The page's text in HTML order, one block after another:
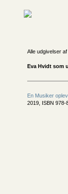
Alle udgivelser af
Eva Hvidt som
En Musiker
2019, ISBN 978-